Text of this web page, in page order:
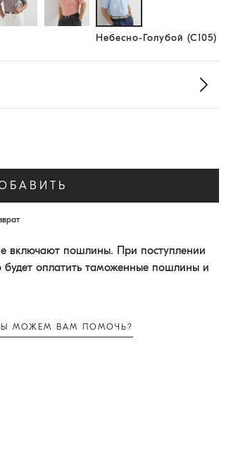
Выбранный размер
Небесно-Голубой (C105)
включают пошлины. При поступлении
оплатить таможенные пошлины и
МОЖЕМ ВАМ ПОМОЧЬ?